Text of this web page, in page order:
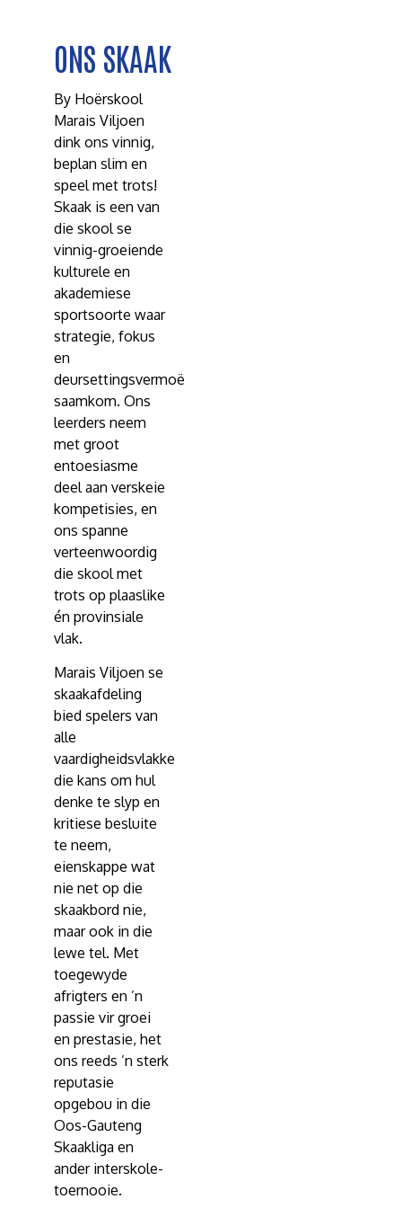
ONS SKAAK
By Hoërskool
Marais Viljoen
dink ons vinnig,
beplan slim en
speel met trots!
Skaak is een van
die skool se
vinnig-groeiende
kulturele en
akademiese
sportsoorte waar
strategie, fokus
en
deursettingsvermoë
saamkom. Ons
leerders neem
met groot
entoesiasme
deel aan verskeie
kompetisies, en
ons spanne
verteenwoordig
die skool met
trots op plaaslike
én provinsiale
vlak.
Marais Viljoen se
skaakafdeling
bied spelers van
alle
vaardigheidsvlakke
die kans om hul
denke te slyp en
kritiese besluite
te neem,
eienskappe wat
nie net op die
skaakbord nie,
maar ook in die
lewe tel. Met
toegewyde
afrigters en ’n
passie vir groei
en prestasie, het
ons reeds ’n sterk
reputasie
opgebou in die
Oos-Gauteng
Skaakliga en
ander interskole-
toernooie.